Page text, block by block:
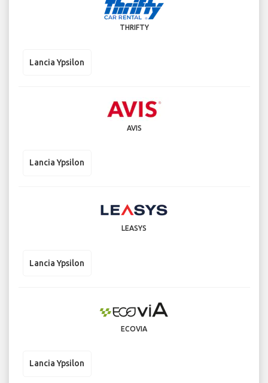
THRIFTY
Lancia Ypsilon
AVIS
Lancia Ypsilon
LEASYS
Lancia Ypsilon
ECOVIA
Lancia Ypsilon